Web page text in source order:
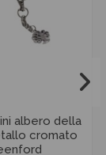
albero della
cromato